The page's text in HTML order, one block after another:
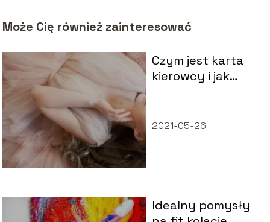
Może Cię również zainteresować
Czym jest karta
kierowcy i jak
2021-05-26
Idealny pomysły